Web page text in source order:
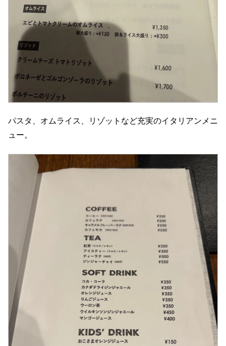
パスタ、オムライス、リゾットなど充実のイタリアンメニ
ュー。